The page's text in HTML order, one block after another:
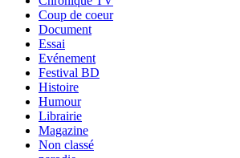
Coup de coeur
Document
Essai
Evénement
Festival BD
Histoire
Humour
Librairie
Magazine
Non classé